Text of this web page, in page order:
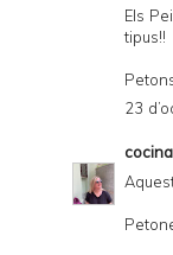
Els
tipus!!
23